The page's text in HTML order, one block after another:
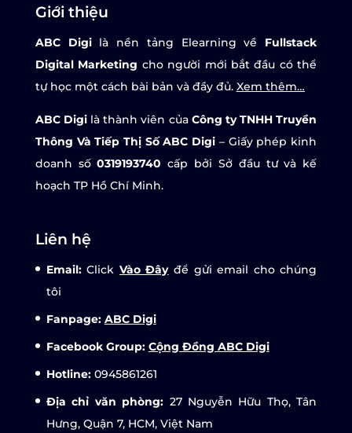
Giới thiệu
ABC Digilà nền tảng Elearning về Fullstack
Digital Marketing cho người mới bắt đầu có thể
tự học một cách bài bản và đầy đủ. Xem thêm…
ABC Digilà thành viên của Công ty TNHH Truyền
Thông Và Tiếp Thị Số ABC Digi – Giấy phép kinh
doanh số0319193740 cấp bởi Sở đầu tư và kế
hoạch TP Hồ Chí Minh.
Liên hệ
Email:Click Vào Đâyđể gửi email cho chúng
tôi
Fanpage: ABC Digi
Facebook Group: Cộng Đồng ABC Digi
Hotline: 0945861261
Địa chỉ văn phòng: 27 Nguyễn Hữu Thọ, Tân
Hưng, Quận 7, HCM, Việt Nam